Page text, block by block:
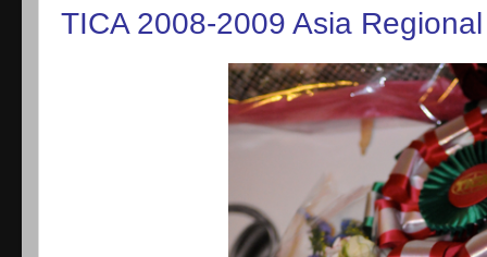
TICA 2008-2009 Asia